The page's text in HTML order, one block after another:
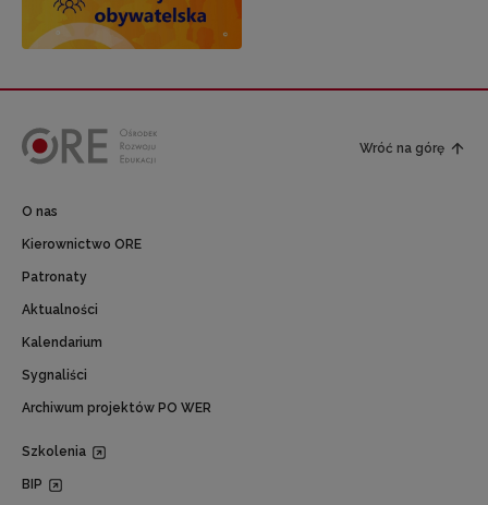
Wróć na górę
O nas
Kierownictwo ORE
Patronaty
Aktualności
Kalendarium
Sygnaliści
Archiwum projektów PO WER
Szkolenia
BIP